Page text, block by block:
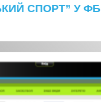
СПОРТ” У ФБ